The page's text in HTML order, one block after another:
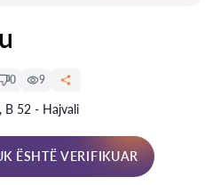
0 9
B 52 - Hajvali
ËSHTË VERIFIKUAR